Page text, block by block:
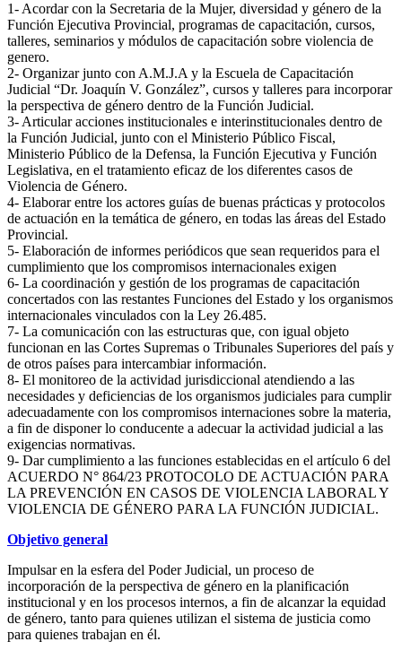
1- Acordar con la Secretaria de la Mujer, diversidad y género de la
Función Ejecutiva Provincial, programas de capacitación, cursos,
talleres, seminarios y módulos de capacitación sobre violencia de
genero.
2- Organizar junto con A.M.J.A y la Escuela de Capacitación
Judicial “Dr. Joaquín V. González”, cursos y talleres para incorporar
la perspectiva de género dentro de la Función Judicial.
3- Articular acciones institucionales e interinstitucionales dentro de
la Función Judicial, junto con el Ministerio Público Fiscal,
Ministerio Público de la Defensa, la Función Ejecutiva y Función
Legislativa, en el tratamiento eficaz de los diferentes casos de
Violencia de Género.
4- Elaborar entre los actores guías de buenas prácticas y protocolos
de actuación en la temática de género, en todas las áreas del Estado
Provincial.
5- Elaboración de informes periódicos que sean requeridos para el
cumplimiento que los compromisos internacionales exigen
6- La coordinación y gestión de los programas de capacitación
concertados con las restantes Funciones del Estado y los organismos
internacionales vinculados con la Ley 26.485.
7- La comunicación con las estructuras que, con igual objeto
funcionan en las Cortes Supremas o Tribunales Superiores del país y
de otros países para intercambiar información.
8- El monitoreo de la actividad jurisdiccional atendiendo a las
necesidades y deficiencias de los organismos judiciales para cumplir
adecuadamente con los compromisos internaciones sobre la materia,
a fin de disponer lo conducente a adecuar la actividad judicial a las
exigencias normativas.
9- Dar cumplimiento a las funciones establecidas en el artículo 6 del
ACUERDO N° 864/23 PROTOCOLO DE ACTUACIÓN PARA
LA PREVENCIÓN EN CASOS DE VIOLENCIA LABORAL Y
VIOLENCIA DE GÉNERO PARA LA FUNCIÓN JUDICIAL.
Objetivo general
Impulsar en la esfera del Poder Judicial, un proceso de
incorporación de la perspectiva de género en la planificación
institucional y en los procesos internos, a fin de alcanzar la equidad
de género, tanto para quienes utilizan el sistema de justicia como
para quienes trabajan en él.